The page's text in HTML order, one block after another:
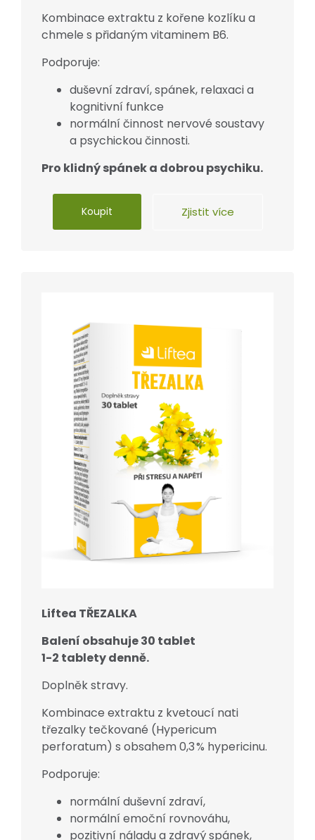
Kombinace extraktu z kořene kozlíku a
chmele s přidaným vitaminem B6.
Podporuje:
duševní zdraví, spánek, relaxaci a
kognitivní funkce
normální činnost nervové soustavy
a psychickou činnosti.
Pro klidný spánek a dobrou psychiku.
Koupit Zjistit více
Liftea TŘEZALKA
Balení obsahuje 30 tablet
1-2 tablety denně.
Doplněk stravy.
Kombinace extraktu z kvetoucí nati
třezalky tečkované (Hypericum
perforatum) s obsahem 0,3 % hypericinu.
Podporuje:
normální duševní zdraví,
normální emoční rovnováhu,
pozitivní náladu a zdravý spánek,